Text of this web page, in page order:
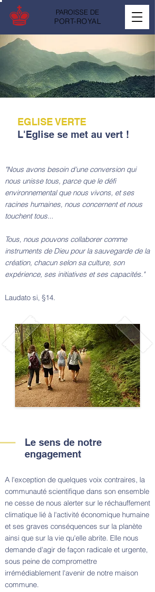
PAROISSE DE
PORT-ROYAL
EGLISE VERTE
L'Eglise se met au vert !
"Nous avons besoin d'une conversion qui
nous unisse tous, parce que le défi
environnemental que nous vivons, et ses
racines humaines, nous concernent et nous
touchent tous...
Tous, nous pouvons collaborer comme
instruments de Dieu pour la sauvegarde de la
création, chacun selon sa culture, son
expérience, ses initiatives et ses capacités."
Laudato si, §14.
Le sens de notre
engagement
A l'exception de quelques voix contraires, la
communauté scientifique dans son ensemble
ne cesse de nous alerter sur le réchauffement
climatique lié à l'activité économique humaine
et ses graves conséquences sur la planète
ainsi que sur la vie qu'elle abrite. Elle nous
demande d'agir de façon radicale et urgente,
sous peine de compromettre
irrémédiablement l'avenir de notre maison
commune.